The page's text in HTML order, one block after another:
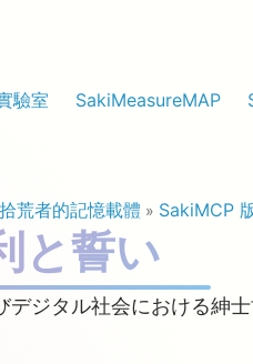
驗室 SakiMeasureMAP
荒者的記憶載體 » SakiMCP
と誓い
ジタル社会における紳士